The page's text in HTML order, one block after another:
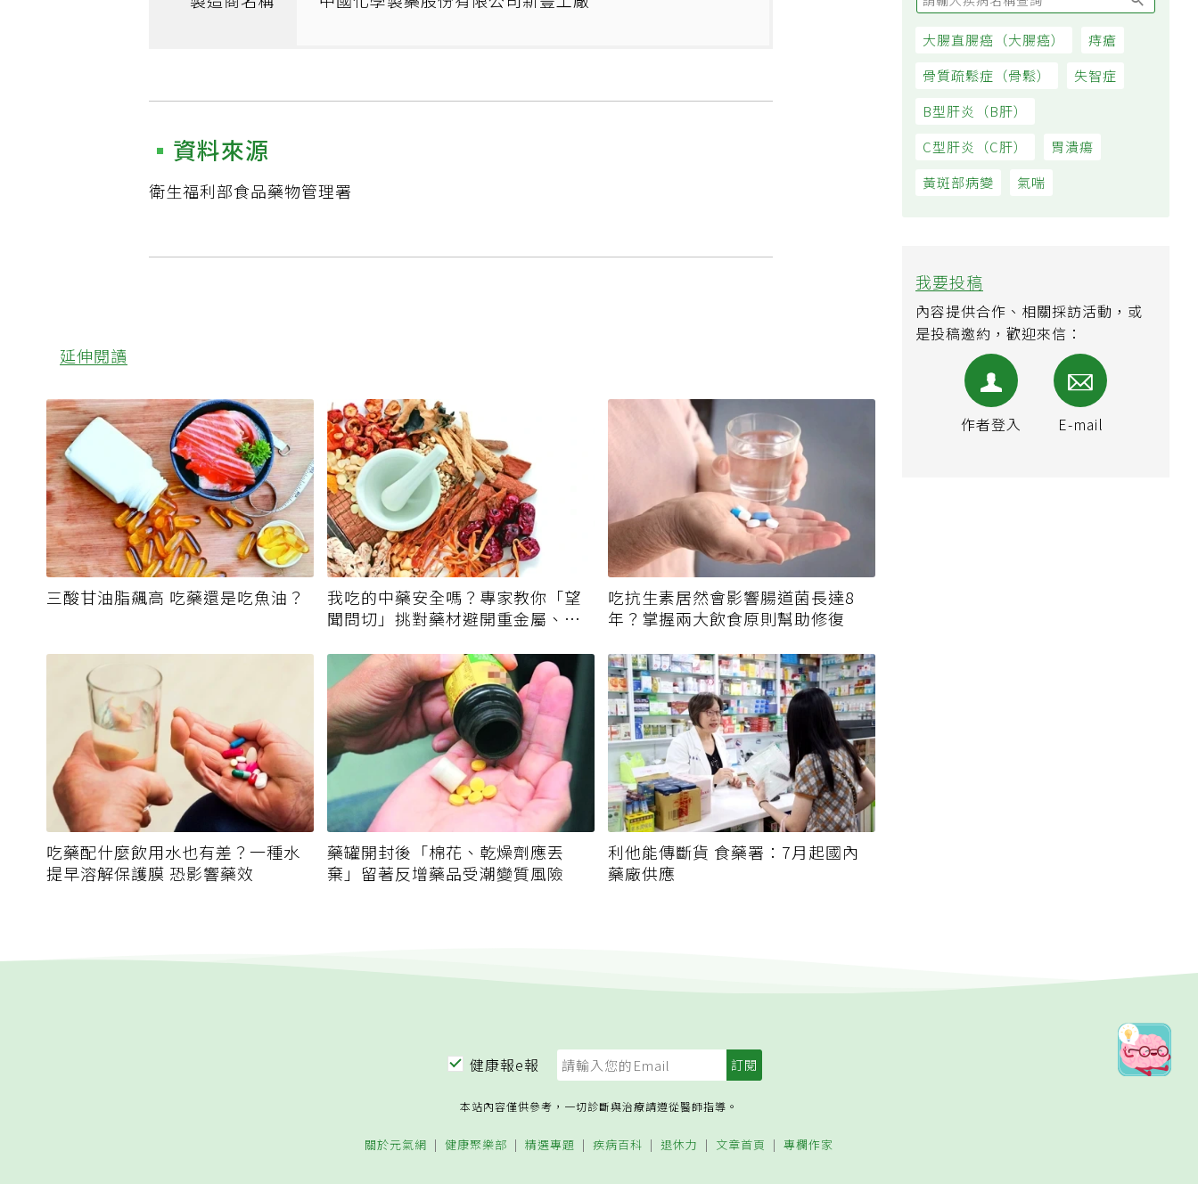
大腸直腸癌（大腸癌）
痔瘡
骨質疏鬆症（骨鬆）
失智症
B型肝炎（B肝）
C型肝炎（C肝）
胃潰瘍
黃斑部病變
氣喘
我要投稿
內容提供合作、相關採訪活動，或
是投稿邀約，歡迎來信：
作者登入 E-mail
資料來源
衛生福利部食品藥物管理署
延伸閱讀
三酸甘油脂飆高 吃藥還是吃魚油？
我吃的中藥安全嗎？專家教你「望
聞問切」挑對藥材避開重金屬、發
吃抗生素居然會影響腸道菌長達8
年？掌握兩大飲食原則幫助修復
吃藥配什麼飲用水也有差？一種水
提早溶解保護膜 恐影響藥效
藥罐開封後「棉花、乾燥劑應丟
棄」留著反增藥品受潮變質風險
利他能傳斷貨 食藥署：7月起國內
藥廠供應
健康報e報
本站內容僅供參考，一切診斷與治療請遵從醫師指導。
關於元氣網 健康聚樂部 精選專題 疾病百科 退休力 文章首頁 專欄作家